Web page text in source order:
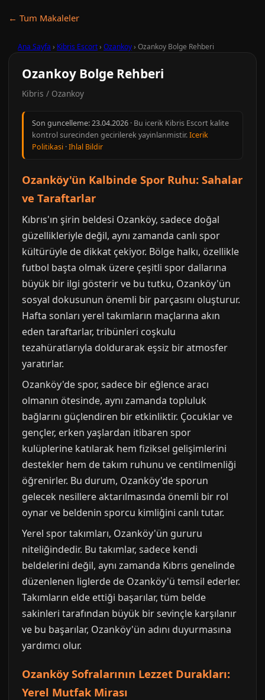
← Tum Makaleler
Ana Sayfa › Kibris Escort› Ozankoy› Ozankoy Bolge Rehberi
Ozankoy Bolge Rehberi
Kibris / Ozankoy
Son guncelleme:23.04.2026 · Bu icerik Kibris Escort kalite
kontrol surecinden gecirilerek yayinlanmistir.Icerik
Politikasi ·Ihlal Bildir
Ozanköy'ün Kalbinde Spor Ruhu: Sahalar
ve Taraftarlar
Kıbrıs'ın şirin beldesi Ozanköy, sadece doğal
güzellikleriyle değil, aynı zamanda canlı spor
kültürüyle de dikkat çekiyor. Bölge halkı, özellikle
futbol başta olmak üzere çeşitli spor dallarına
büyük bir ilgi gösterir ve bu tutku, Ozanköy'ün
sosyal dokusunun önemli bir parçasını oluşturur.
Hafta sonları yerel takımların maçlarına akın
eden taraftarlar, tribünleri coşkulu
tezahüratlarıyla doldurarak eşsiz bir atmosfer
yaratırlar.
Ozanköy'de spor, sadece bir eğlence aracı
olmanın ötesinde, aynı zamanda topluluk
bağlarını güçlendiren bir etkinliktir. Çocuklar ve
gençler, erken yaşlardan itibaren spor
kulüplerine katılarak hem fiziksel gelişimlerini
destekler hem de takım ruhunu ve centilmenliği
öğrenirler. Bu durum, Ozanköy'de sporun
gelecek nesillere aktarılmasında önemli bir rol
oynar ve beldenin sporcu kimliğini canlı tutar.
Yerel spor takımları, Ozanköy'ün gururu
niteliğindedir. Bu takımlar, sadece kendi
beldelerini değil, aynı zamanda Kıbrıs genelinde
düzenlenen liglerde de Ozanköy'ü temsil ederler.
Takımların elde ettiği başarılar, tüm belde
sakinleri tarafından büyük bir sevinçle karşılanır
ve bu başarılar, Ozanköy'ün adını duyurmasına
yardımcı olur.
Ozanköy Sofralarının Lezzet Durakları:
Yerel Mutfak Mirası